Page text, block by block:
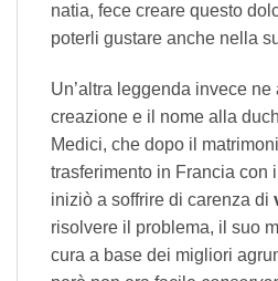
natia, fece creare questo
poterli gustare anche nella
Un’altra leggenda invece ne
creazione e il nome alla
Medici, che dopo il
trasferimento in Francia con
iniziò a soffrire di carenza di
risolvere il problema, il suo
cura a base dei migliori